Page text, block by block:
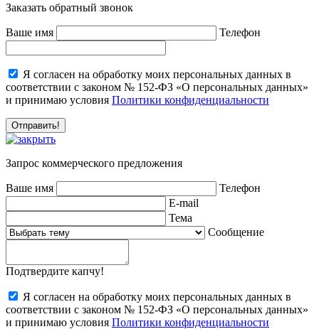
Заказать обратный звонок
Ваше имя Телефон
Я согласен на обработку моих персональных данных в
соответствии с законом № 152-ФЗ «О персональных данных»
и принимаю условия Политики конфиденциальности
Запрос коммерческого предложения
Ваше имя
Телефон
E-mail
Тема
Сообщение
Подтвердите капчу!
Я согласен на обработку моих персональных данных в
соответствии с законом № 152-ФЗ «О персональных данных»
и принимаю условия Политики конфиденциальности